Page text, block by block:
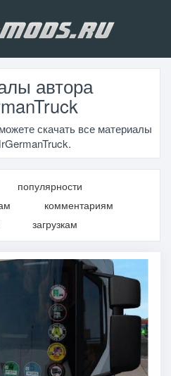
автора
скачать все материалы
популярности
комментариям
загрузкам